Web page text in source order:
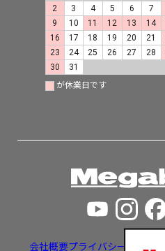
2
3 4 5 6 7
9
10 11 12 13 14
16
17 18 19 20 21
23
24 25 26 27 28
30
31
が休業日です
会社概要プライバシーポリシー